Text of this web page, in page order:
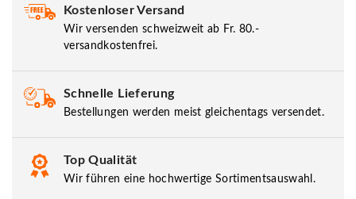
Kostenloser Versand
Wir versenden schweizweit ab Fr. 80.-
versandkostenfrei.
Schnelle Lieferung
Bestellungen werden meist gleichentags versendet.
Top Qualität
Wir führen eine hochwertige Sortimentsauswahl.